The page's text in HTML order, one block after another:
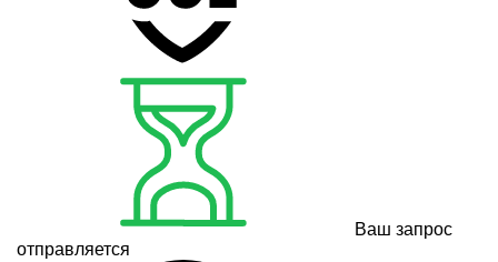
Ваш запрос
отправляется